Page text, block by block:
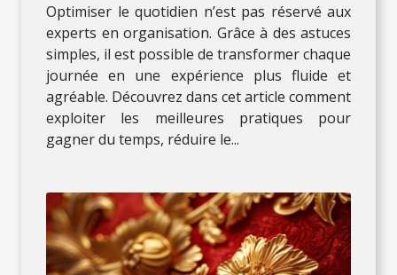
Optimiser le quotidien n’est pas réservé aux
experts en organisation. Grâce à des astuces
simples, il est possible de transformer chaque
journée en une expérience plus fluide et
agréable. Découvrez dans cet article comment
exploiter les meilleures pratiques pour
gagner du temps, réduire le...